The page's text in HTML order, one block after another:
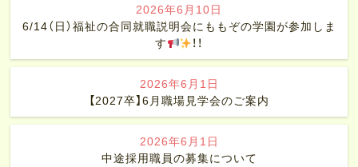
2026年6月10日
6/14（日）福祉の合同就職説明会にももぞの学園が参加しま
す
！！
2026年6月1日
【2027卒】6月職場見学会のご案内
2026年6月1日
中途採用職員の募集について